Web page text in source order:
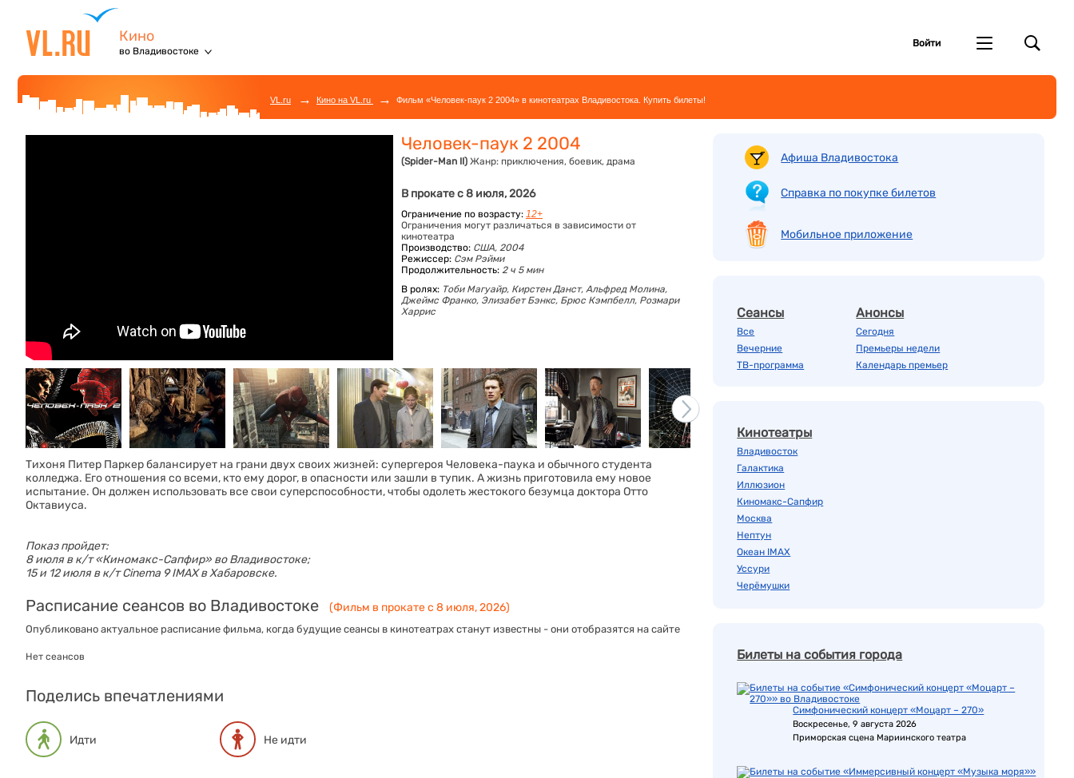
Кино
во Владивостоке
Войти
VL.ru → Кино на VL.ru → Фильм «Человек-паук 2 2004» в кинотеатрах Владивостока. Купить билеты!
Человек-паук 2 2004
(Spider-Man II) Жанр: приключения, боевик, драма
В прокате с 8 июля, 2026
Ограничение по возрасту: 12+
Ограничения могут различаться в зависимости от
кинотеатра
Производство: США, 2004
Режиссер: Сэм Рэйми
Продолжительность: 2 ч 5 мин
В ролях: Тоби Магуайр, Кирстен Данст, Альфред Молина,
Джеймс Франко, Элизабет Бэнкс, Брюс Кэмпбелл, Розмари
Харрис
Тихоня Питер Паркер балансирует на грани двух своих жизней: супергероя Человека-паука и обычного студента
колледжа. Его отношения со всеми, кто ему дорог, в опасности или зашли в тупик. А жизнь приготовила ему новое
испытание. Он должен использовать все свои суперспособности, чтобы одолеть жестокого безумца доктора Отто
Октавиуса.
Показ пройдет:
8 июля в к/т «‎Киномакс-Сапфир» во Владивостоке;
15 и 12 июля в к/т Cinema 9 IMAX в Хабаровске.
Расписание сеансов во Владивостоке (Фильм в прокате с 8 июля, 2026)
Опубликовано актуальное расписание фильма, когда будущие сеансы в кинотеатрах станут известны - они отобразятся на сайте
Нет сеансов
Поделись впечатлениями
Идти Не идти
Афиша Владивостока
Справка по покупке билетов
Мобильное приложение
Сеансы
Все
Вечерние
ТВ-программа
Анонсы
Сегодня
Премьеры недели
Календарь премьер
Кинотеатры
Владивосток
Галактика
Иллюзион
Киномакс-Сапфир
Москва
Нептун
Океан IMAX
Уссури
Черёмушки
Билеты на события города
Симфонический концерт «Моцарт – 270»
Воскресенье, 9 августа 2026
Приморская сцена Мариинского театра